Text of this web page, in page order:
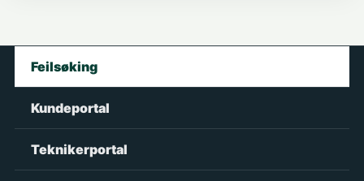
Feilsøking
Kundeportal
Teknikerportal